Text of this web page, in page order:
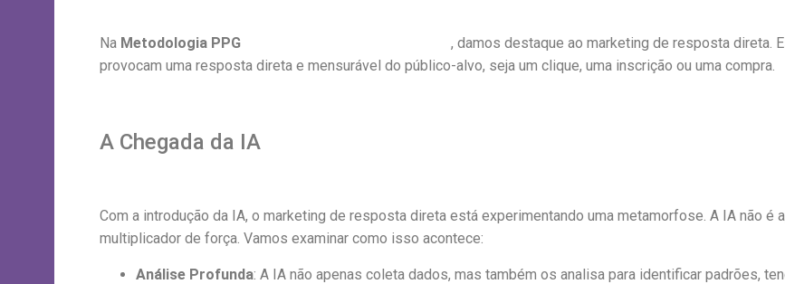
Na Metodologia PPG
, damos destaque ao marketing de resposta direta.
provocam uma resposta direta e mensurável do público-alvo, seja um clique, uma inscrição ou uma compra.
A Chegada da IA
Com a introdução da IA, o marketing de resposta direta está experimentando uma metamorfose. A IA não é
multiplicador de força. Vamos examinar como isso acontece:
Análise Profunda: A IA não apenas coleta dados, mas também os analisa para identificar padrões,